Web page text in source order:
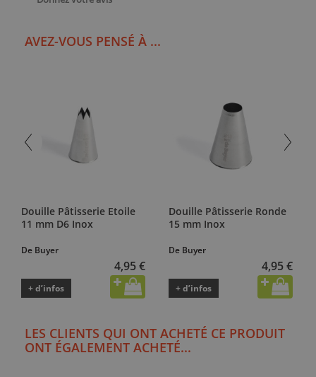
AVEZ-VOUS PENSÉ À ...
Douille Pâtisserie Etoile
11 mm D6 Inox
De Buyer
4,95 €
+ d’infos
Douille Pâtisserie Ronde
15 mm Inox
De Buyer
4,95 €
+ d’infos
LES CLIENTS QUI ONT ACHETÉ CE PRODUIT
ONT ÉGALEMENT ACHETÉ...